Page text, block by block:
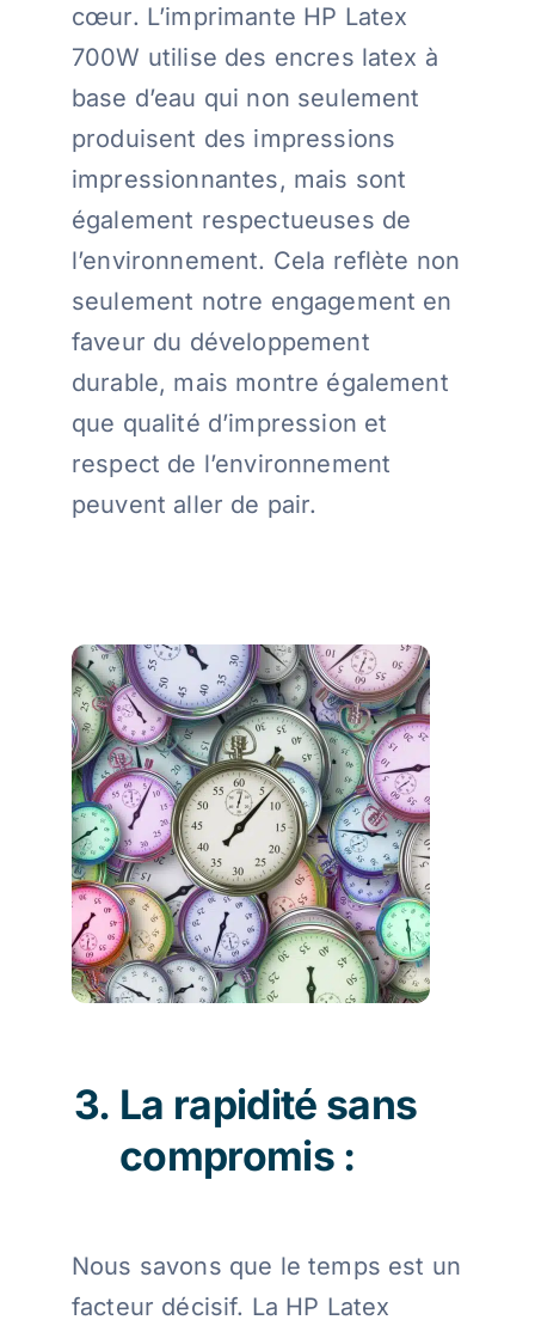
cœur. L’imprimante HP Latex
700W utilise des encres latex à
base d’eau qui non seulement
produisent des impressions
impressionnantes, mais sont
également respectueuses de
l’environnement. Cela reflète non
seulement notre engagement en
faveur du développement
durable, mais montre également
que qualité d’impression et
respect de l’environnement
peuvent aller de pair.
La rapidité sans
compromis :
Nous savons que le temps est un
facteur décisif. La HP Latex